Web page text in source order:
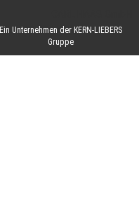
Ein Unternehmen der KERN-LIEBERS
Gruppe